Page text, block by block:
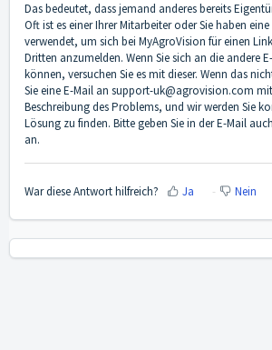
Das bedeutet, dass jemand anderes bereits
Oft ist es einer Ihrer Mitarbeiter oder Sie haben
verwendet, um sich bei MyAgroVision für einen
Dritten anzumelden. Wenn Sie sich an die andere
können, versuchen Sie es mit dieser. Wenn das
Sie eine E-Mail an support-uk@agrovision.com
Beschreibung des Problems, und wir werden Sie
Lösung zu finden. Bitte geben Sie in der E-Mail
an.
War diese Antwort hilfreich? Ja Nein